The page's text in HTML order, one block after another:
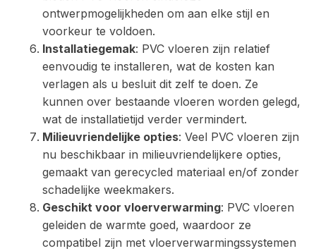
ontwerpmogelijkheden om aan elke stijl en
voorkeur te voldoen.
Installatiegemak: PVC vloeren zijn relatief
eenvoudig te installeren, wat de kosten kan
verlagen als u besluit dit zelf te doen. Ze
kunnen over bestaande vloeren worden gelegd,
wat de installatietijd verder vermindert.
Milieuvriendelijke opties: Veel PVC vloeren zijn
nu beschikbaar in milieuvriendelijkere opties,
gemaakt van gerecycled materiaal en/of zonder
schadelijke weekmakers.
Geschikt voor vloerverwarming: PVC vloeren
geleiden de warmte goed, waardoor ze
compatibel zijn met vloerverwarmingssystemen